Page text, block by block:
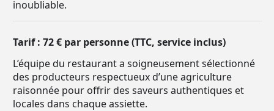
inoubliable.
Tarif : 72 € par personne (TTC, service inclus)
L’équipe du restaurant a soigneusement sélectionné
des producteurs respectueux d’une agriculture
raisonnée pour offrir des saveurs authentiques et
locales dans chaque assiette.